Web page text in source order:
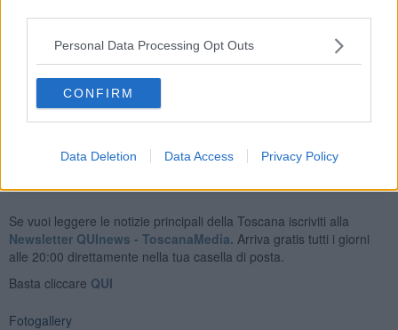
Personal Data Processing Opt Outs
CONFIRM
Data Deletion Data Access Privacy Policy
dell’Accademiafino alle ore 18 del giorno del concertooppure
presso le biglietterie di Palazzo Chigi Saracini o del Teatro dei
Rozzi.
Un appuntamento che si ripete settimanalmente, un occasione da
non perdere per gli appassionati e i neofiti.
Se vuoi leggere le notizie principali della Toscana iscriviti alla
Newsletter QUInews - ToscanaMedia. Arriva gratis tutti i giorni
alle 20:00 direttamente nella tua casella di posta.
Basta cliccare QUI
Fotogallery